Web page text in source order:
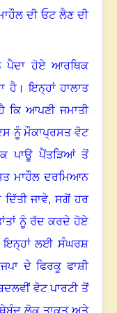
ਦੀ ਓਟ ਲੈਣ ਦੀ
ਪੈਦਾ ਹੋਏ ਆਰਥਿਕ
ਹੈ।ਇਨ੍ਹਾਂ ਹਾਲਾਤ
ਕਿ ਆਪਣੀ ਜਮਾਤੀ
ਨੂੰ ਮੌਕਾਪ੍ਰਸਤ ਵੋਟ
ਪਾਊ ਪੈਂਤੜਿਆਂ ਤੋਂ
ਮਾਹੌਲ ਦਰਮਿਆਨ
ਜਾਵੇ,ਸਗੋਂ ਹਰ
ਨੂੰ ਰੱਦ ਕਰਦੇ ਹੋਏ
ਲਈ ਸੰਘਰਸ਼
ਦੇ ਫਿਰਕੂ ਫਾਸ਼ੀ
ਵੋਟ ਪਾਰਟੀ ਤੋਂ